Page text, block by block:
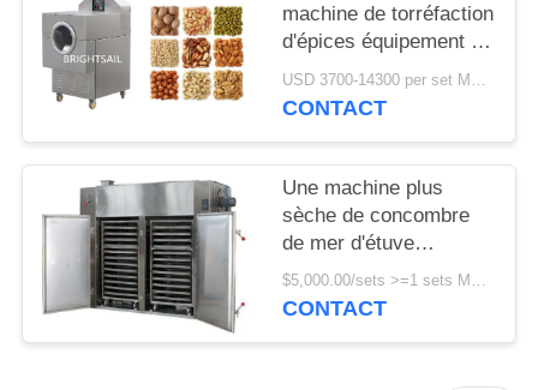
machine de torréfaction
d'épices équipement de
cuisson pour la maisonUSD 3700-14300 per set MOQ:un ensemble
CONTACT
Une machine plus
sèche de concombre
de mer d'étuve
d'ormeau de chair de
noix de coco
$5,000.00/sets >=1 sets MOQ:un ensemble
CONTACT